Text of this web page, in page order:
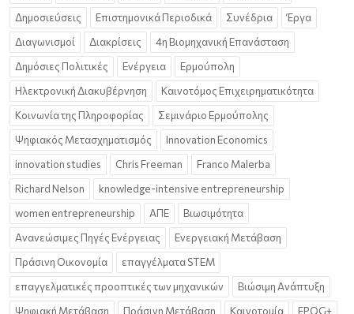
Δημοσιεύσεις
Επιστημονικά Περιοδικά Συνέδρια
Έργα
Διαγωνισμοί
Διακρίσεις
4η Βιομηχανική Επανάσταση
Δημόσιες Πολιτικές
Ενέργεια
Ερμούπολη
Ηλεκτρονική Διακυβέρνηση
Καινοτόμος Επιχειρηματικότητα
Κοινωνία της Πληροφορίας
Σεμινάριο Ερμούπολης
Ψηφιακός Μετασχηματισμός
Innovation Economics
innovation studies
Chris Freeman
Franco Malerba
Richard Nelson
knowledge-intensive entrepreneurship
women entrepreneurship
ΑΠΕ
Βιωσιμότητα
Ανανεώσιμες Πηγές Ενέργειας
Ενεργειακή Μετάβαση
Πράσινη Οικονομία
επαγγέλματα STEM
επαγγελματικές προοπτικές των μηχανικών
Βιώσιμη Ανάπτυξη
Ψηφιακή Μετάβαση
Πράσινη Μετάβαση Καινοτομία
EPOG+